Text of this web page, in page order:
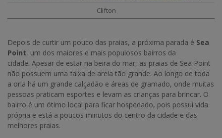
Clifton
Depois de curtir um pouco das praias, a próxima parada é Sea
Point, um dos maiores e mais populosos bairros da
cidade. Apesar de estar na beira do mar, as praias de Sea Point
não possuem uma faixa de areia tão grande. Ao longo de toda
a orla há um grande calçadão e áreas de gramado, onde muitas
pessoas praticam esportes e levam as crianças para brincar. O
bairro é um ótimo local para ficar hospedado, pois possui vida
própria e está a poucos minutos do centro da cidade e das
melhores praias.